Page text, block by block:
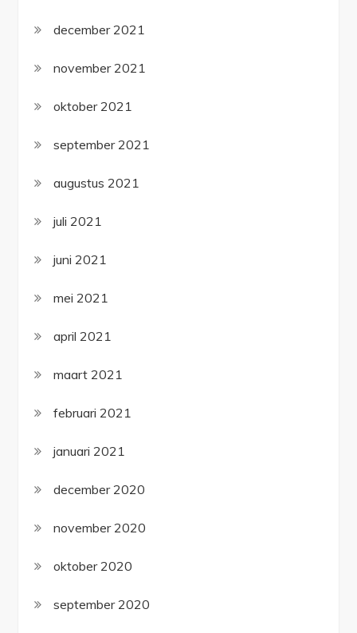
december 2021
november 2021
oktober 2021
september 2021
augustus 2021
juli 2021
juni 2021
mei 2021
april 2021
maart 2021
februari 2021
januari 2021
december 2020
november 2020
oktober 2020
september 2020